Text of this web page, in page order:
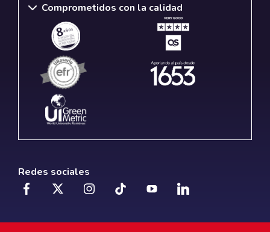
Comprometidos con la calidad
Redes sociales